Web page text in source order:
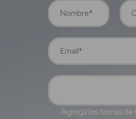
Agrega los temas de